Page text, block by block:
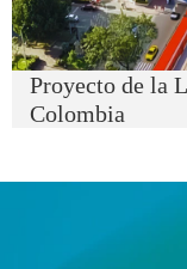
Proyecto de la
Colombia